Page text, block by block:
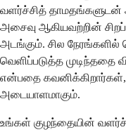
வளர்ச்சித் தாமதங்களுடன்
அசைவு ஆகியவற்றின்
அடங்கும். சில
வெளிப்படுத்த முடிந்ததை
என்பதை
அடையாளமாகும்.
உங்கள் குழந்தையின்